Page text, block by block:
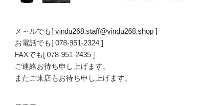
メ～ルでも[ vindu268.staff@vindu268.shop ]
お電話でも[ 078-951-2324 ]
FAXでも[ 078-951-2435 ]
ご連絡お待ち申し上げます。
またご来店もお待ち申し上げます。